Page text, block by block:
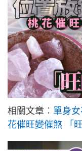
相關文章︰ 單身
花催旺變催煞 「